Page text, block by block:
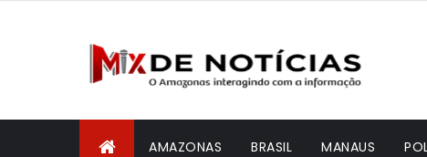
AMAZONAS BRASIL MANAUS